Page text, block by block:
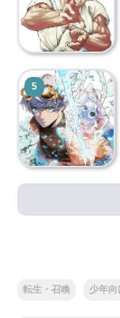
5
転生・召喚 少年向